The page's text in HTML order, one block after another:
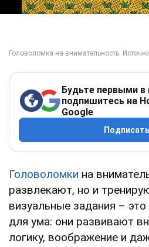
Будьте первыми в
подпишитесь на
Google
Головоломки на
развлекают, но и
визуальные задания –
для ума: они развивают
логику, воображение и